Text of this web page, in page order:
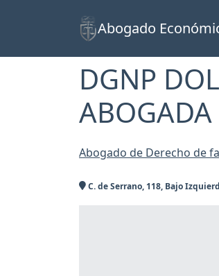
Abogado
DGNP
ABOGADA
Abogado de Derecho de
C. de Serrano, 118, Bajo